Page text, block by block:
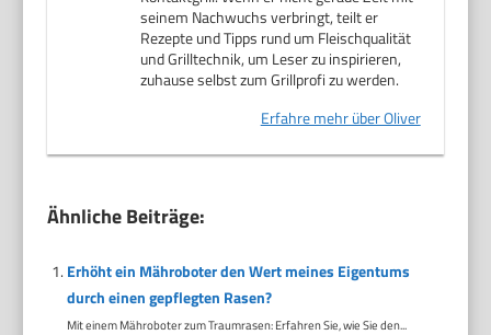
seinem Nachwuchs verbringt, teilt er
Rezepte und Tipps rund um Fleischqualität
und Grilltechnik, um Leser zu inspirieren,
zuhause selbst zum Grillprofi zu werden.
Erfahre mehr über Oliver
Ähnliche Beiträge:
Erhöht ein Mähroboter den Wert meines Eigentums
durch einen gepflegten Rasen?
Mit einem Mähroboter zum Traumrasen: Erfahren Sie, wie Sie den...